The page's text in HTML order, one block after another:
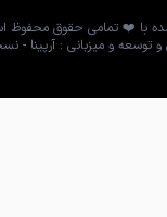
❤️ تمامی حقوق محفوظ است. ١٣٩٤ -
توسعه و میزبانی : آرپینا - نسخه